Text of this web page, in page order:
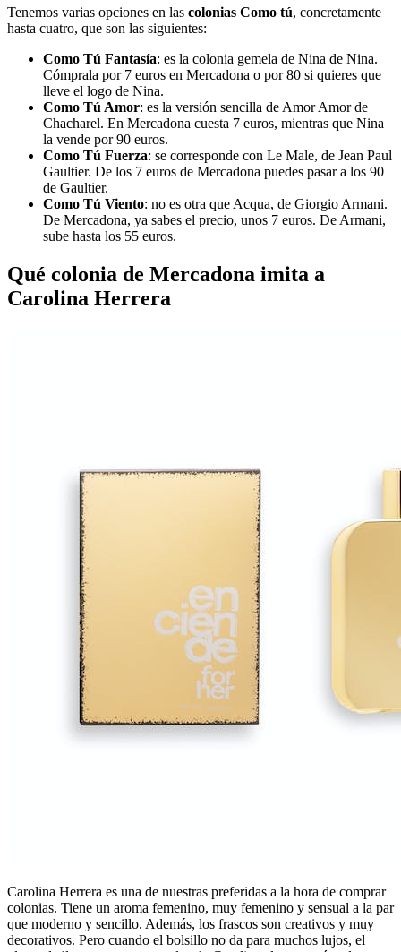
Tenemos varias opciones en las colonias Como tú, concretamente
hasta cuatro, que son las siguientes:
Como Tú Fantasía: es la colonia gemela de Nina de Nina.
Cómprala por 7 euros en Mercadona o por 80 si quieres que
lleve el logo de Nina.
Como Tú Amor: es la versión sencilla de Amor Amor de
Chacharel. En Mercadona cuesta 7 euros, mientras que Nina
la vende por 90 euros.
Como Tú Fuerza: se corresponde con Le Male, de Jean Paul
Gaultier. De los 7 euros de Mercadona puedes pasar a los 90
de Gaultier.
Como Tú Viento: no es otra que Acqua, de Giorgio Armani.
De Mercadona, ya sabes el precio, unos 7 euros. De Armani,
sube hasta los 55 euros.
Qué colonia de Mercadona imita a
Carolina Herrera
Carolina Herrera es una de nuestras preferidas a la hora de comprar
colonias. Tiene un aroma femenino, muy femenino y sensual a la par
que moderno y sencillo. Además, los frascos son creativos y muy
decorativos. Pero cuando el bolsillo no da para muchos lujos, el